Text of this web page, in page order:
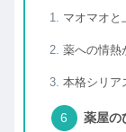
マオマオと
薬への情熱
本格シリア
薬屋の